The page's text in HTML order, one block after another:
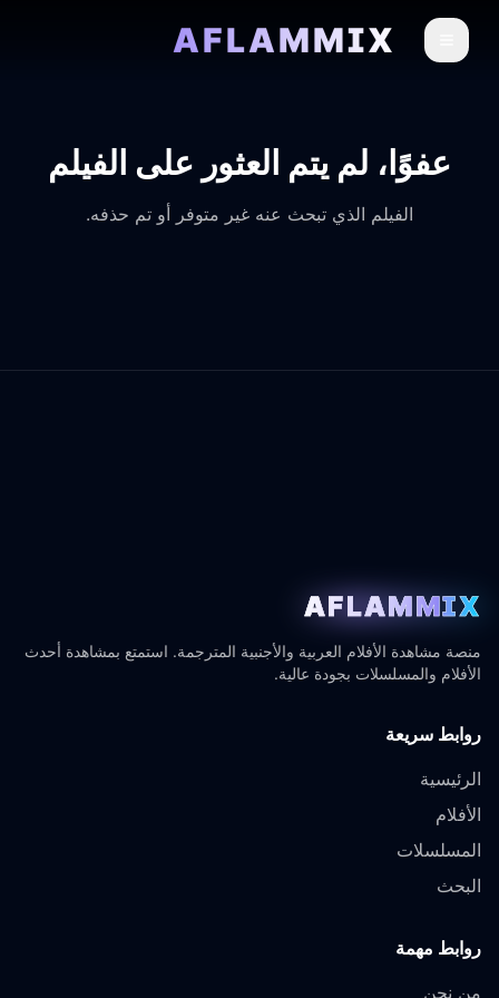
AFLAMMIX
عفوًا، لم يتم العثور على الفيلم
الفيلم الذي تبحث عنه غير متوفر أو تم حذفه.
AFLAMMIX
منصة مشاهدة الأفلام العربية والأجنبية المترجمة. استمتع بمشاهدة أحدث
الأفلام والمسلسلات بجودة عالية.
روابط سريعة
الرئيسية
الأفلام
المسلسلات
البحث
روابط مهمة
من نحن